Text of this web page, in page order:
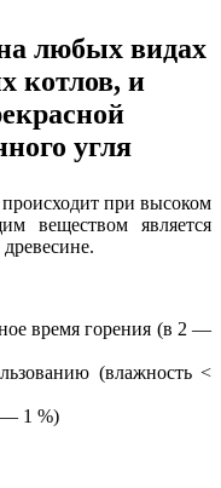
любых видах
котлов, и
угля
происходит при высоком
веществом является
время горения (в 2 —
(влажность <
— 1 %)